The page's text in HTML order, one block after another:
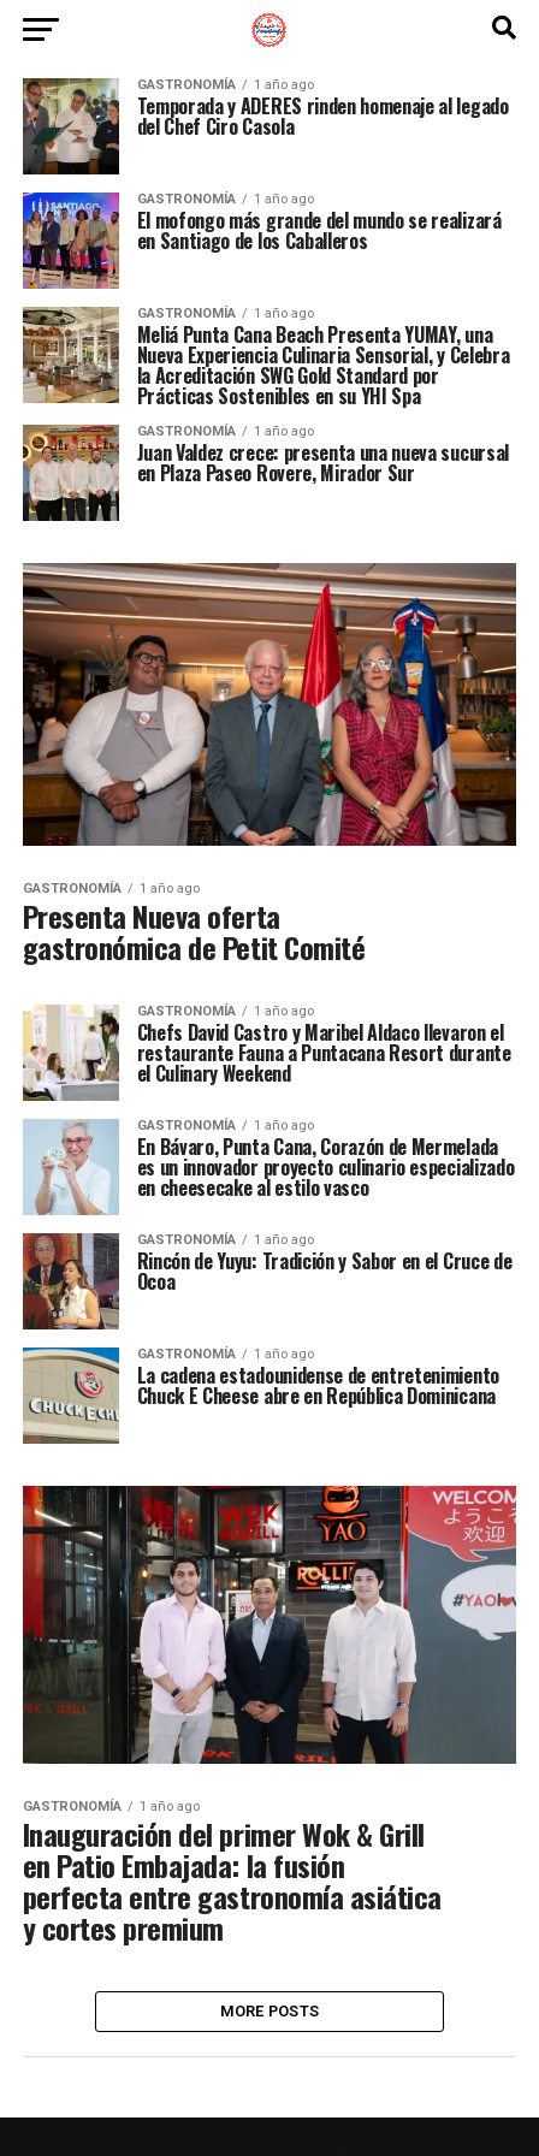
GASTRONOMÍA 1 año ago
Temporada y ADERES rinden homenaje al legado
del Chef Ciro Casola
GASTRONOMÍA 1 año ago
El mofongo más grande del mundo se realizará
en Santiago de los Caballeros
GASTRONOMÍA 1 año ago
Meliá Punta Cana Beach Presenta YUMAY, una
Nueva Experiencia Culinaria Sensorial, y Celebra
la Acreditación SWG Gold Standard por
Prácticas Sostenibles en su YHI Spa
GASTRONOMÍA 1 año ago
Juan Valdez crece: presenta una nueva sucursal
en Plaza Paseo Rovere, Mirador Sur
GASTRONOMÍA 1 año ago
Presenta Nueva oferta
gastronómica de Petit Comité
GASTRONOMÍA 1 año ago
Chefs David Castro y Maribel Aldaco llevaron el
restaurante Fauna a Puntacana Resort durante
el Culinary Weekend
GASTRONOMÍA 1 año ago
En Bávaro, Punta Cana, Corazón de Mermelada
es un innovador proyecto culinario especializado
en cheesecake al estilo vasco
GASTRONOMÍA 1 año ago
Rincón de Yuyu: Tradición y Sabor en el Cruce de
Ocoa
GASTRONOMÍA 1 año ago
La cadena estadounidense de entretenimiento
Chuck E Cheese abre en República Dominicana
GASTRONOMÍA 1 año ago
Inauguración del primer Wok & Grill
en Patio Embajada: la fusión
perfecta entre gastronomía asiática
y cortes premium
MORE POSTS